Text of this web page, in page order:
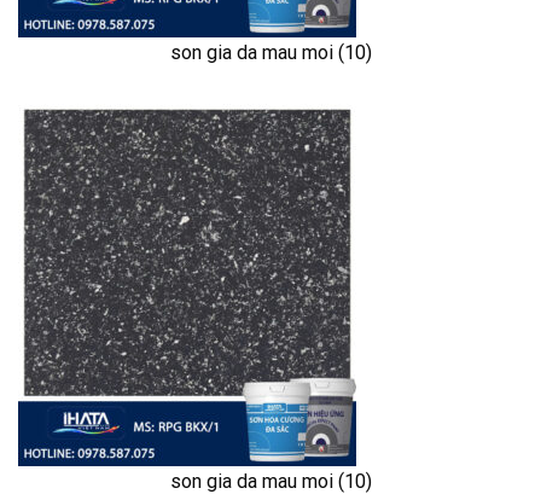
son gia da mau moi (10)
son gia da mau moi (10)